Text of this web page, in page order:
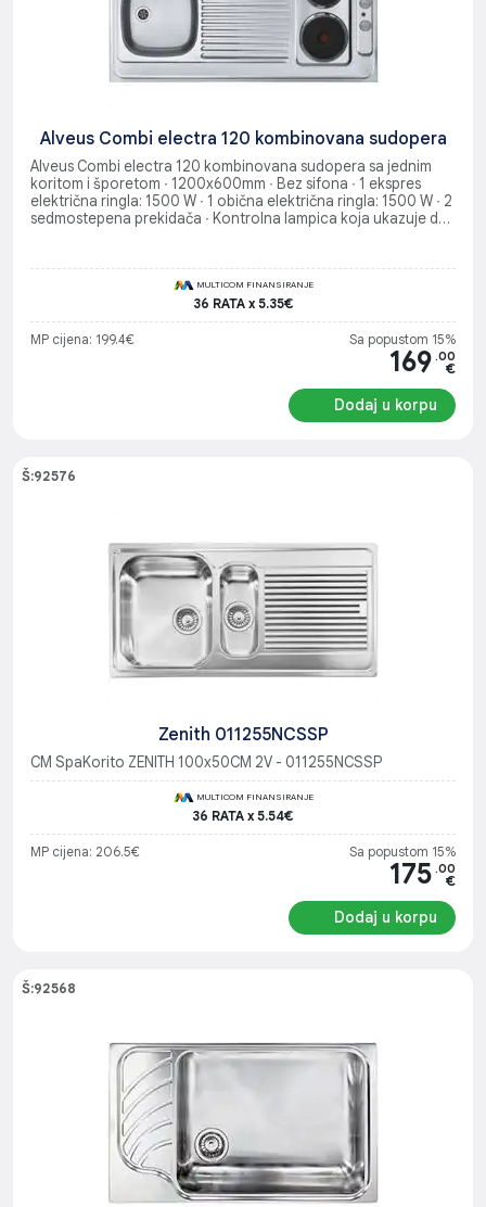
Alveus Combi electra 120 kombinovana sudopera
Alveus Combi electra 120 kombinovana sudopera sa jednim
koritom i šporetom ∙ 1200x600mm ∙ Bez sifona ∙ 1 ekspres
električna ringla: 1500 W ∙ 1 obična električna ringla: 1500 W ∙ 2
sedmostepena prekidača ∙ Kontrolna lampica koja ukazuje da
MULTICOM FINANSIRANJE
36 RATA x 5.35€
MP cijena: 199.4€ Sa popustom 15%
169 .00
€
Dodaj u korpu
Š:92576
Zenith 011255NCSSP
CM SpaKorito ZENITH 100x50CM 2V - 011255NCSSP
MULTICOM FINANSIRANJE
36 RATA x 5.54€
MP cijena: 206.5€ Sa popustom 15%
175 .00
€
Dodaj u korpu
Š:92568